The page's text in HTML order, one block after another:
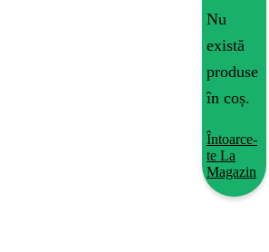
Nu
există
produse
în coș.
Întoarce-
te La
Magazin